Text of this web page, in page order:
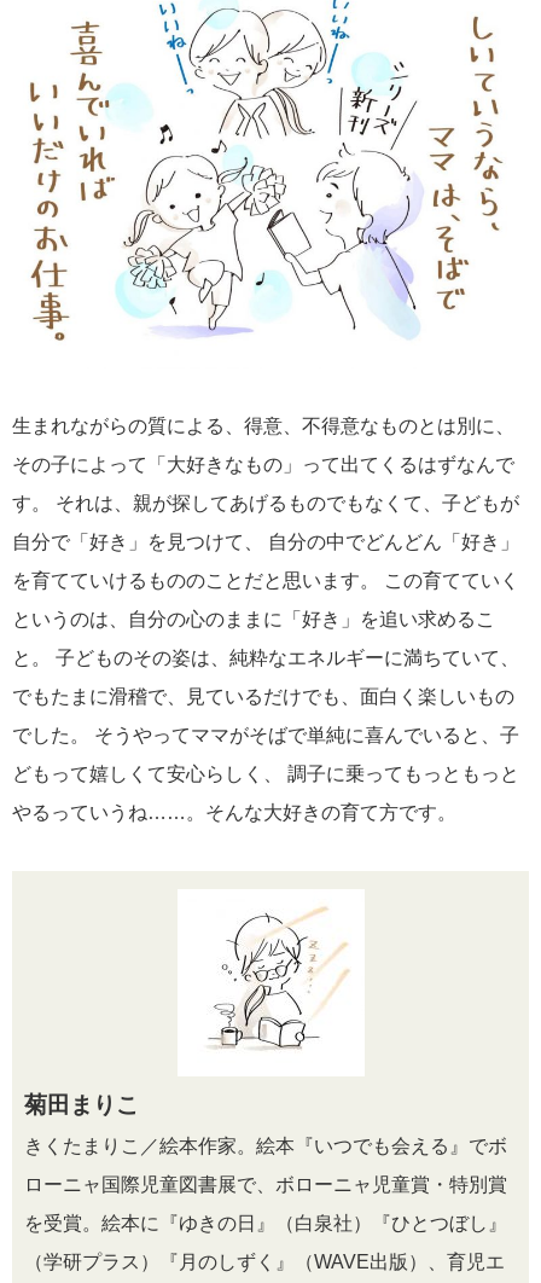
生まれながらの質による、得意、不得意なものとは別に、
その子によって「大好きなもの」って出てくるはずなんで
す。 それは、親が探してあげるものでもなくて、子どもが
自分で「好き」を見つけて、 自分の中でどんどん「好き」
を育てていけるもののことだと思います。 この育てていく
というのは、自分の心のままに「好き」を追い求めるこ
と。 子どものその姿は、純粋なエネルギーに満ちていて、
でもたまに滑稽で、見ているだけでも、面白く楽しいもの
でした。 そうやってママがそばで単純に喜んでいると、子
どもって嬉しくて安心らしく、 調子に乗ってもっともっと
やるっていうね……。そんな大好きの育て方です。
菊田まりこ
きくたまりこ／絵本作家。絵本『いつでも会える』でボ
ローニャ国際児童図書展で、ボローニャ児童賞・特別賞
を受賞。絵本に『ゆきの日』（白泉社）『ひとつぼし』
（学研プラス）『月のしずく』（WAVE出版）、育児エ